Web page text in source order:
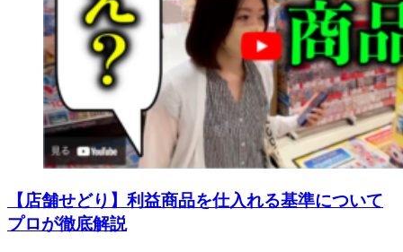
【店舗せどり】利益商品を仕入れる基準について
プロが徹底解説